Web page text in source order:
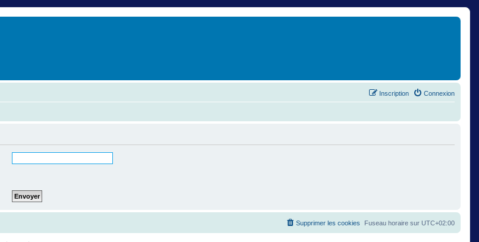
Connexion
Inscription
Fuseau horaire sur UTC+02:00
Supprimer les cookies